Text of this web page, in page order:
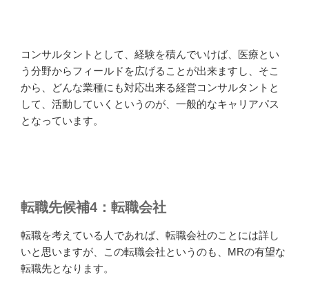
コンサルタントとして、経験を積んでいけば、医療とい
う分野からフィールドを広げることが出来ますし、そこ
から、どんな業種にも対応出来る経営コンサルタントと
して、活動していくというのが、一般的なキャリアパス
となっています。
転職先候補4：転職会社
転職を考えている人であれば、転職会社のことには詳し
いと思いますが、この転職会社というのも、MRの有望な
転職先となります。